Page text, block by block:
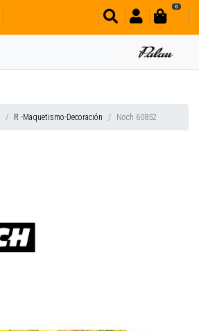
0
R -Maquetismo-Decoración Noch 60852